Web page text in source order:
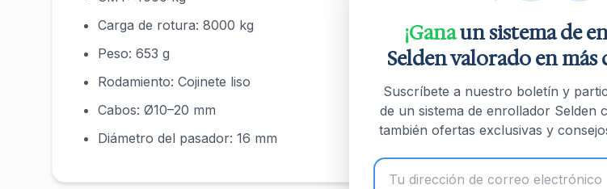
Carga de rotura: 8000 kg
Peso: 653 g
Rodamiento: Cojinete liso
Cabos: Ø10–20 mm
Diámetro del pasador: 16 mm
¡Ganaun sistema de
Selden valorado en más
Suscríbete a nuestro boletín y
de un sistema de enrollador Selden
también ofertas exclusivas y